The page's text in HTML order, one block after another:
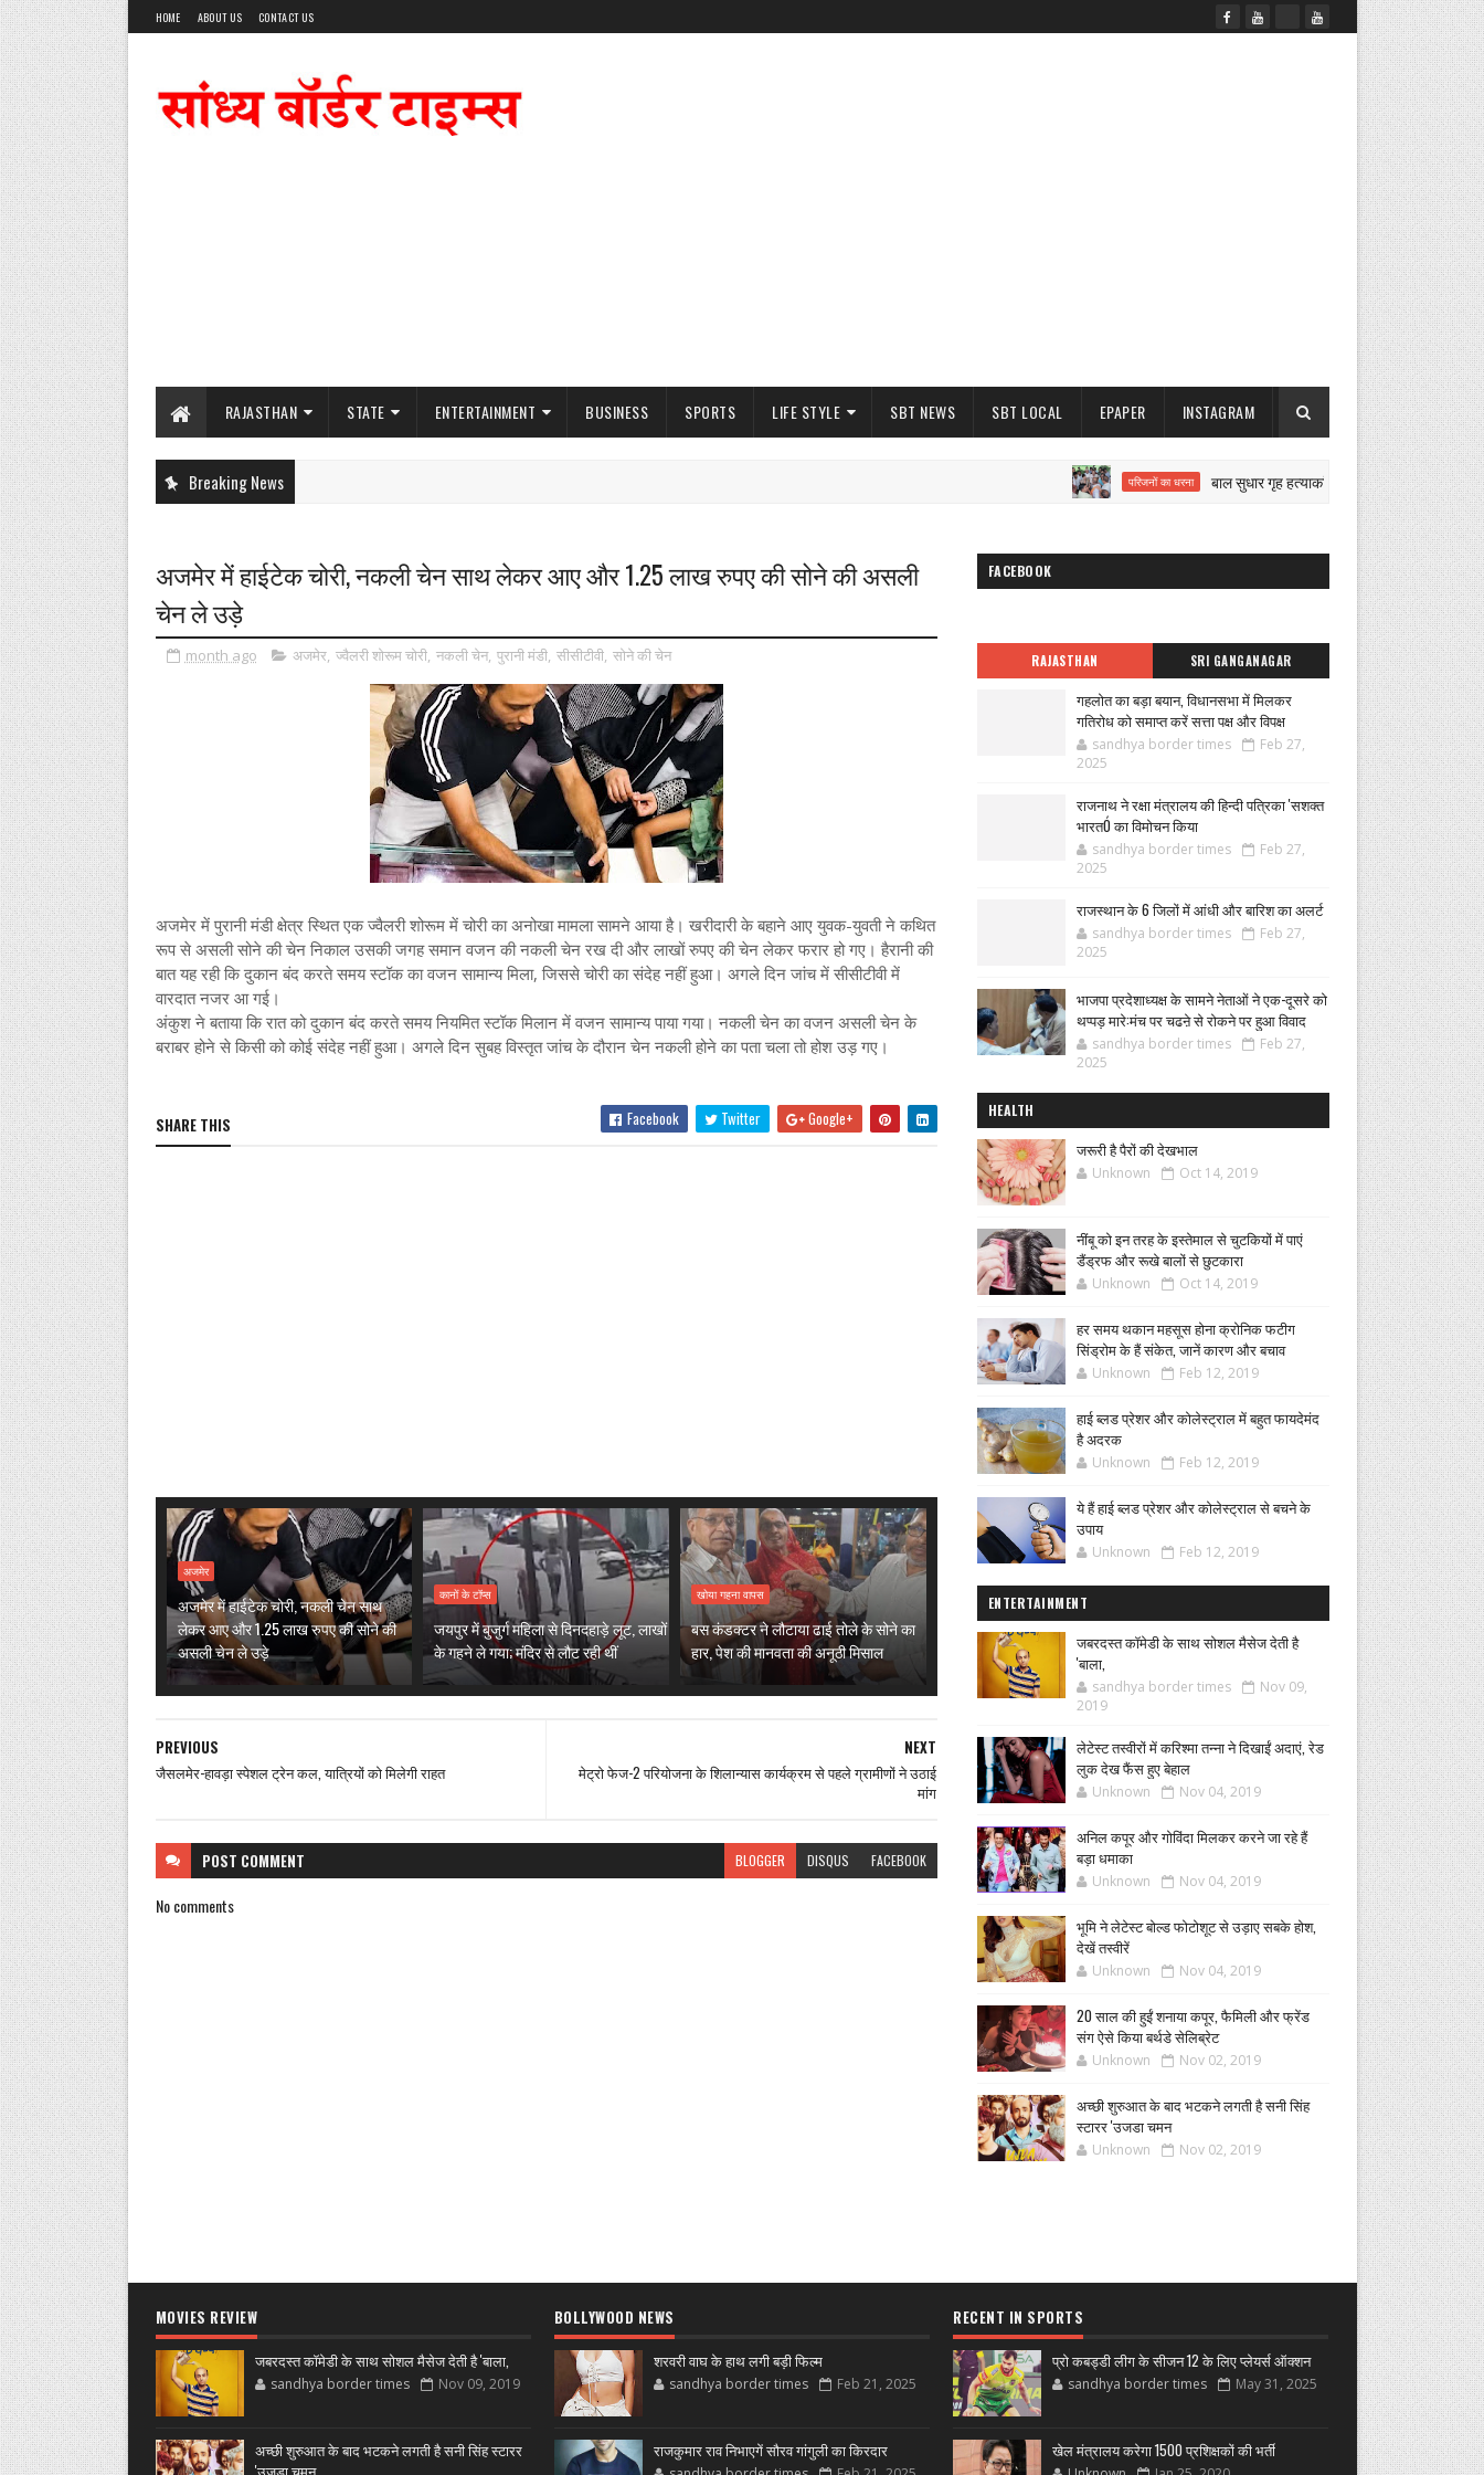
HOME ABOUT US CONTACT US
RAJASTHAN STATE ENTERTAINMENT BUSINESS SPORTS LIFE STYLE SBT NEWS SBT LOCAL EPAPER INSTAGRAM
Breaking News परिजनों का धरना बाल सुधार गृह हत्याकांड पर बवाल नगर परिषद
अजमेर में हाईटेक चोरी, नकली चेन साथ लेकर आए और 1.25 लाख रुपए की सोने की असली
चेन ले उड़े
month ago अजमेर, ज्वैलरी शोरूम चोरी, नकली चेन, पुरानी मंडी, सीसीटीवी, सोने की चेन
अजमेर में पुरानी मंडी क्षेत्र स्थित एक ज्वैलरी शोरूम में चोरी का अनोखा मामला सामने आया है। खरीदारी के बहाने आए युवक-युवती ने कथित
रूप से असली सोने की चेन निकाल उसकी जगह समान वजन की नकली चेन रख दी और लाखों रुपए की चेन लेकर फरार हो गए। हैरानी की
बात यह रही कि दुकान बंद करते समय स्टॉक का वजन सामान्य मिला, जिससे चोरी का संदेह नहीं हुआ। अगले दिन जांच में सीसीटीवी में
वारदात नजर आ गई।
अंकुश ने बताया कि रात को दुकान बंद करते समय नियमित स्टॉक मिलान में वजन सामान्य पाया गया। नकली चेन का वजन असली चेन के
बराबर होने से किसी को कोई संदेह नहीं हुआ। अगले दिन सुबह विस्तृत जांच के दौरान चेन नकली होने का पता चला तो होश उड़ गए।
SHARE THIS Facebook Twitter Google+
अजमेर
अजमेर में हाईटेक चोरी, नकली चेन साथ
लेकर आए और 1.25 लाख रुपए की सोने की
असली चेन ले उड़े
कानों के टॉप्स
जयपुर में बुजुर्ग महिला से दिनदहाड़े लूट, लाखों
के गहने ले गया; मंदिर से लौट रही थीं
खोया गहना वापस
बस कंडक्टर ने लौटाया ढाई तोले के सोने का
हार, पेश की मानवता की अनूठी मिसाल
NEXT
मेट्रो फेज-2 परियोजना के शिलान्यास कार्यक्रम से पहले ग्रामीणों ने उठाई
मांग
PREVIOUS
जैसलमेर-हावड़ा स्पेशल ट्रेन कल, यात्रियों को मिलेगी राहत
POST COMMENT BLOGGER DISQUS FACEBOOK
No comments
FACEBOOK
RAJASTHAN SRI GANGANAGAR
गहलोत का बड़ा बयान, विधानसभा में मिलकर
गतिरोध को समाप्त करें सत्ता पक्ष और विपक्ष
sandhya border times
Feb 27,
2025
राजनाथ ने रक्षा मंत्रालय की हिन्दी पत्रिका 'सशक्त
भारतÓ का विमोचन किया
sandhya border times
Feb 27,
2025
राजस्थान के 6 जिलों में आंधी और बारिश का अलर्ट
sandhya border times
Feb 27,
2025
भाजपा प्रदेशाध्यक्ष के सामने नेताओं ने एक-दूसरे को
थप्पड़ मारे:मंच पर चढऩे से रोकने पर हुआ विवाद
sandhya border times
Feb 27,
2025
HEALTH
जरूरी है पैरों की देखभाल
Unknown Oct 14, 2019
नींबू को इन तरह के इस्तेमाल से चुटकियों में पाएं
डैंड्रफ और रूखे बालों से छुटकारा
Unknown Oct 14, 2019
हर समय थकान महसूस होना क्रोनिक फटीग
सिंड्रोम के हैं संकेत, जानें कारण और बचाव
Unknown Feb 12, 2019
हाई ब्लड प्रेशर और कोलेस्ट्राल में बहुत फायदेमंद
है अदरक
Unknown Feb 12, 2019
ये हैं हाई ब्लड प्रेशर और कोलेस्ट्राल से बचने के
उपाय
Unknown Feb 12, 2019
ENTERTAINMENT
जबरदस्त कॉमेडी के साथ सोशल मैसेज देती है
'बाला,
sandhya border times
Nov 09,
2019
लेटेस्ट तस्वीरों में करिश्मा तन्ना ने दिखाईं अदाएं, रेड
लुक देख फैंस हुए बेहाल
Unknown Nov 04, 2019
अनिल कपूर और गोविंदा मिलकर करने जा रहे हैं
बड़ा धमाका
Unknown Nov 04, 2019
भूमि ने लेटेस्ट बोल्ड फोटोशूट से उड़ाए सबके होश,
देखें तस्वीरें
Unknown Nov 04, 2019
20 साल की हुईं शनाया कपूर, फैमिली और फ्रेंड
संग ऐसे किया बर्थडे सेलिब्रेट
Unknown Nov 02, 2019
अच्छी शुरुआत के बाद भटकने लगती है सनी सिंह
स्टारर 'उजडा चमन
Unknown Nov 02, 2019
MOVIES REVIEW
जबरदस्त कॉमेडी के साथ सोशल मैसेज देती है 'बाला,
sandhya border times Nov 09, 2019
अच्छी शुरुआत के बाद भटकने लगती है सनी सिंह स्टारर
'उजडा चमन
BOLLYWOOD NEWS
शरवरी वाघ के हाथ लगी बड़ी फिल्म
sandhya border times Feb 21, 2025
राजकुमार राव निभाएगें सौरव गांगुली का किरदार
RECENT IN SPORTS
प्रो कबड्डी लीग के सीजन 12 के लिए प्लेयर्स ऑक्शन
sandhya border times May 31, 2025
खेल मंत्रालय करेगा 1500 प्रशिक्षकों की भर्ती